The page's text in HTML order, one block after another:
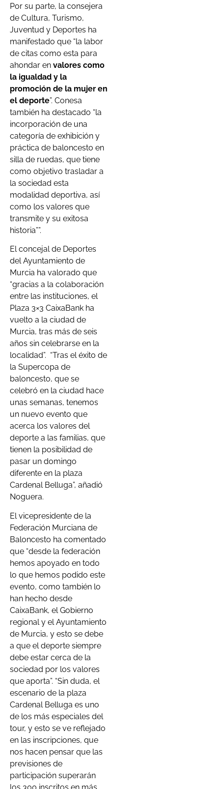
Por su parte, la consejera
de Cultura, Turismo,
Juventud y Deportes ha
manifestado que “la labor
de citas como esta para
ahondar en valores como
la igualdad y la
promoción de la mujer en
el deporte”. Conesa
también ha destacado “la
incorporación de una
categoría de exhibición y
práctica de baloncesto en
silla de ruedas, que tiene
como objetivo trasladar a
la sociedad esta
modalidad deportiva, así
como los valores que
transmite y su exitosa
historia””.
El concejal de Deportes
del Ayuntamiento de
Murcia ha valorado que
“gracias a la colaboración
entre las instituciones, el
Plaza 3×3 CaixaBank ha
vuelto a la ciudad de
Murcia, tras más de seis
años sin celebrarse en la
localidad”. “Tras el éxito de
la Supercopa de
baloncesto, que se
celebró en la ciudad hace
unas semanas, tenemos
un nuevo evento que
acerca los valores del
deporte a las familias, que
tienen la posibilidad de
pasar un domingo
diferente en la plaza
Cardenal Belluga”, añadió
Noguera.
El vicepresidente de la
Federación Murciana de
Baloncesto ha comentado
que “desde la federación
hemos apoyado en todo
lo que hemos podido este
evento, como también lo
han hecho desde
CaixaBank, el Gobierno
regional y el Ayuntamiento
de Murcia, y esto se debe
a que el deporte siempre
debe estar cerca de la
sociedad por los valores
que aporta”. “Sin duda, el
escenario de la plaza
Cardenal Belluga es uno
de los más especiales del
tour, y esto se ve reflejado
en las inscripciones, que
nos hacen pensar que las
previsiones de
participación superarán